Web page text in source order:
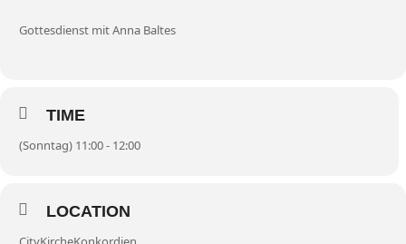
Gottesdienst mit Anna Baltes
TIME
(Sonntag) 11:00 - 12:00
LOCATION